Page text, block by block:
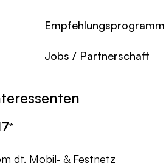
Empfehlungsprogramm
Jobs / Partnerschaft
*
dt. Mobil- & Festnetz